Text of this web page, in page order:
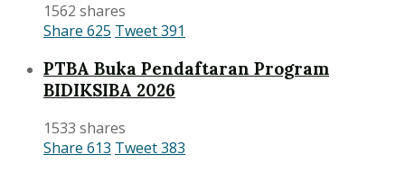
1562 shares
Share 625 Tweet391
PTBA Buka Pendaftaran Program
BIDIKSIBA 2026
1533 shares
Share 613 Tweet383